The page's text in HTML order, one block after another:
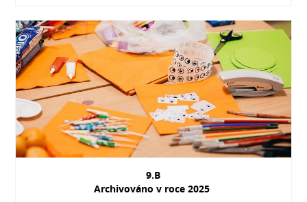
9.B
Archivováno v roce 2025